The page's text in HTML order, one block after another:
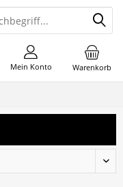
Warenkorb
Mein Konto